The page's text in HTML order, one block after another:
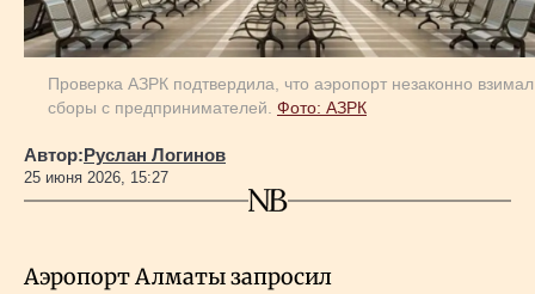
Проверка АЗРК подтвердила, что аэропорт незаконно взимал
сборы с предпринимателей. Фото: АЗРК
Автор:Руслан Логинов
25 июня 2026, 15:27
Аэропорт Алматы запросил